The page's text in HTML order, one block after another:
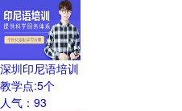
深圳印尼语培训
教学点:5个
人气： 93